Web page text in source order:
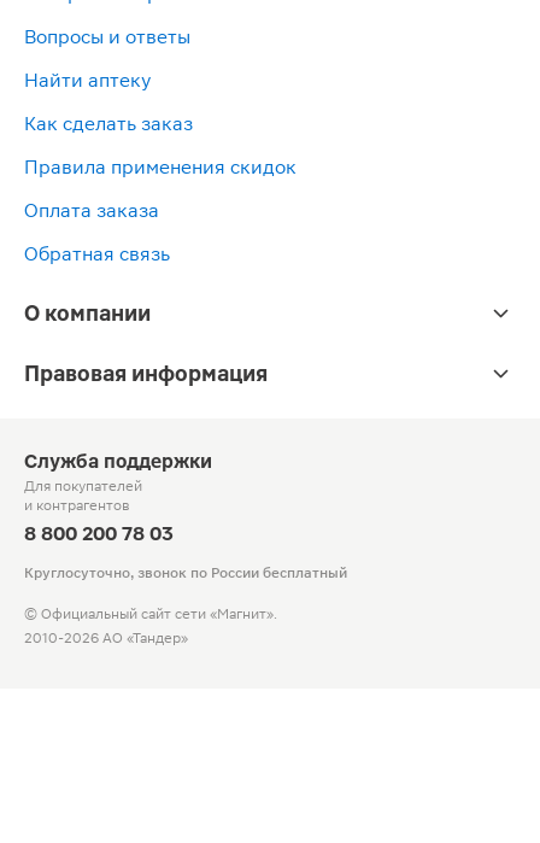
Вопросы и ответы
Найти аптеку
Как сделать заказ
Правила применения скидок
Оплата заказа
Обратная связь
О компании
Правовая информация
Служба поддержки
Для покупателей
и контрагентов
8 800 200 78 03
Круглосуточно, звонок по России бесплатный
© Официальный сайт сети «Магнит».
2010-2026 АО «Тандер»